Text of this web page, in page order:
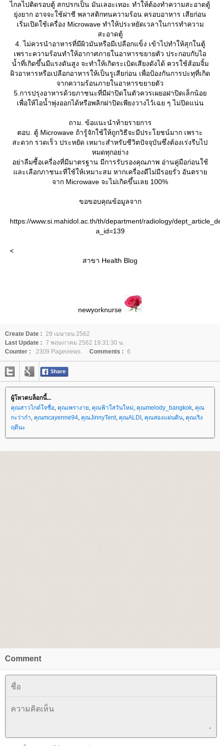
ไกลไปติดรอบตู้ สกปรกเป็น มันเลอะเทอะ ทำให้ต้องทำความสะอาดตู้
ุ่งยาก อาจจะใช้ฝาชี พลาสติกทนความร้อน ครอบอาหาร เสียก่อน
เริ่มเปิดใช้เครื่อง Microwave ทำให้ประหยัดเวลาในการทำความ
สะอาดตู้
4. ไม่ควรนำอาหารที่มีผิวมันหรือมีเปลือกแข็ง เข้าไปทำให้สุกในตู้
เพราะความร้อนทำให้อากาศภายในอาหารขยายตัว ประกอบกับไอ
น้ำที่เกิดขึ้นมีแรงดันสูง จะทำให้เกิดระเบิดเสียงดังได้ ควรใช้ส้อมจิ้ม
ผิวอาหารหรือเปลือกอาหารให้เป็นรูเสียก่อน เพื่อป้องกันการปะทุที่เกิด
จากความร้อนภายในอาหารขยายตัว
5.การปรุงอาหารด้วยภาชนะที่มีฝาปิดในตัวควรเผยอฝาปิดเล็กน้อ
เพื่อให้ไอน้ำพุ่งออกได้หรือพลิกฝาปิดเพียงวางไว้เฉย ๆ ไม่ปิดแน่น
ถาม. ข้อแนะนำท้ายรายการ
ตอบ. ตู้ Microwave ถ้ารู้จักใช้ให้ถูกวิธีจะมีประโยชน์มาก เพราะ
สะดวก รวดเร็ว ประหยัด เหมาะสำหรับชีวิตปัจจุบันซึ่งต้องเร่งรีบไป
หมดทุกอย่าง
อย่าลืมซื้อเครื่องที่มีมาตรฐาน มีการรับรองคุณภาพ อ่านคู่มือก่อนใช้
ละเลือกภาชนะที่ใช้ให้เหมาะสม หากเครื่องดีไม่มีรอยรั่ว อันตรา
จาก Microwave จะไม่เกิดขึ้นเลย 100%
ขอขอบคุณข้อมูลจาก
https://www.si.mahidol.ac.th/th/department/radiology/
a_id=139
<
สาขา Health Blog
newyorknurse
Create Date : 29 เมษายน 2562
Last Update : 7 พฤษภาคม 2562 19:31:30 น.
Counter :
2309 Pageviews. Comments : 6
ผู้โหวตบล็อกนี้...
คุณสาวไกด์ใจซื่อ, คุณเพรางา, คุณฟ้าใสวันใหม่, คุณmelody_bangkok, คุณ
กะว่าก๋า, คุณmcayenne94, คุณJinnyTent, คุณALDI , คุณสองแผ่นดิน, คุณเริง
ฤดีนะ
Comment